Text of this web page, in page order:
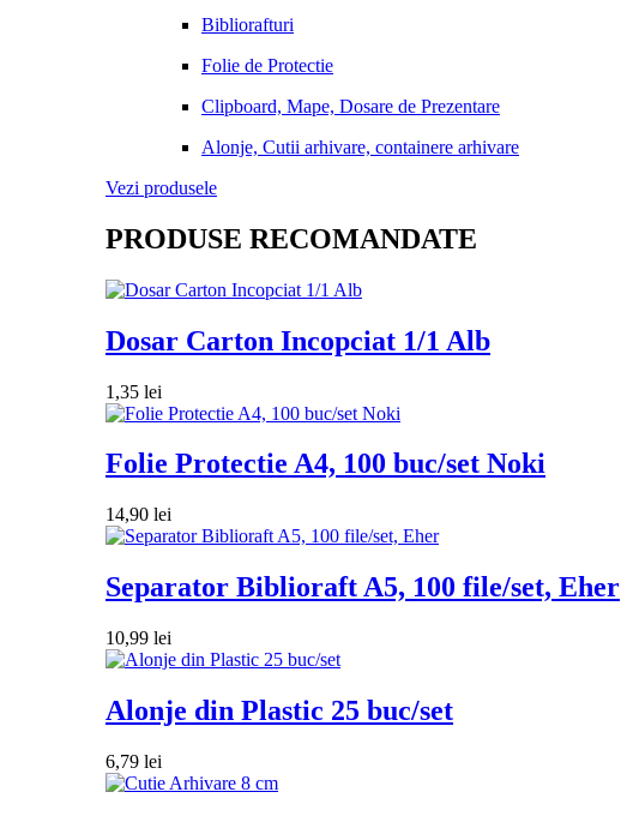
Bibliorafturi
Folie de Protectie
Clipboard, Mape, Dosare de Prezentare
Alonje, Cutii arhivare, containere arhivare
Vezi produsele
PRODUSE RECOMANDATE
Dosar Carton Incopciat 1/1 Alb
1,35 lei
Folie Protectie A4, 100 buc/set Noki
14,90 lei
Separator Biblioraft A5, 100 file/set, Eher
10,99 lei
Alonje din Plastic 25 buc/set
6,79 lei